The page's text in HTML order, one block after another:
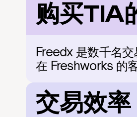
购买TIA
Freedx 是数千名
在 Freshworks 的
交易效率